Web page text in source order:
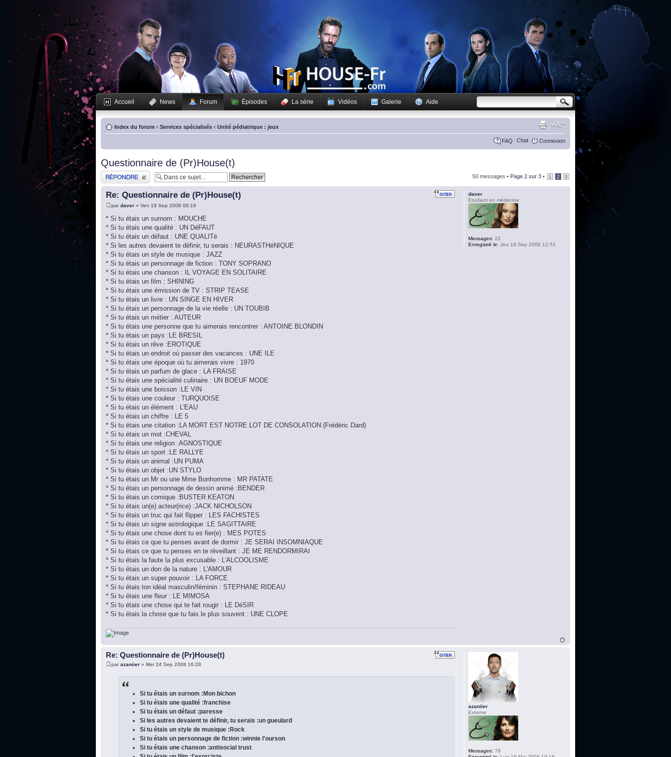
Accueil News Forum Épisodes La série Vidéos Galerie Aide
Index du forum ‹ Services spécialisés ‹ Unité pédiatrique : jeux
FAQ Chat Connexion
Questionnaire de (Pr)House(t)
Publier une réponse 50 messages • Page 2 sur 3 • 1 2 3
Re: Questionnaire de (Pr)House(t)
pardaver » Ven 19 Sep 2008 00:16
* Si tu étais un surnom : MOUCHE
* Si tu étais une qualité : UN DéFAUT
* Si tu étais un défaut : UNE QUALITé
* Si les autres devaient te définir, tu serais : NEURASTHéNIQUE
* Si tu étais un style de musique : JAZZ
* Si tu étais un personnage de fiction : TONY SOPRANO
* Si tu étais une chanson : IL VOYAGE EN SOLITAIRE
* Si tu étais un film : SHINING
* Si tu étais une émission de TV : STRIP TEASE
* Si tu étais un livre : UN SINGE EN HIVER
* Si tu étais un personnage de la vie réelle : UN TOUBIB
* Si tu étais un métier : AUTEUR
* Si tu étais une personne que tu aimerais rencontrer : ANTOINE BLONDIN
* Si tu étais un pays :LE BRESIL
* Si tu étais un rêve :EROTIQUE
* Si tu étais un endroit où passer des vacances : UNE ILE
* Si tu étais une époque où tu aimerais vivre : 1970
* Si tu étais un parfum de glace : LA FRAISE
* Si tu étais une spécialité culinaire : UN BOEUF MODE
* Si tu étais une boisson :LE VIN
* Si tu étais une couleur : TURQUOISE
* Si tu étais un élément : L'EAU
* Si tu étais un chiffre : LE 5
* Si tu étais une citation :LA MORT EST NOTRE LOT DE CONSOLATION (Frédéric Dard)
* Si tu étais un mot :CHEVAL
* Si tu étais une religion :AGNOSTIQUE
* Si tu étais un sport :LE RALLYE
* Si tu étais un animal :UN PUMA
* Si tu étais un objet :UN STYLO
* Si tu étais un Mr ou une Mme Bonhomme : MR PATATE
* Si tu étais un personnage de dessin animé :BENDER
* Si tu étais un comique :BUSTER KEATON
* Si tu étais un(e) acteur(rice) :JACK NICHOLSON
* Si tu étais un truc qui fait flipper : LES FACHISTES
* Si tu étais un signe astrologique :LE SAGITTAIRE
* Si tu étais une chose dont tu es fier(e) : MES POTES
* Si tu étais ce que tu penses avant de dormir : JE SERAI INSOMNIAQUE
* Si tu étais ce que tu penses en te réveillant : JE ME RENDORMIRAI
* Si tu étais la faute la plus excusable : L'ALCOOLISME
* Si tu étais un don de la nature : L'AMOUR
* Si tu étais un super pouvoir : LA FORCE
* Si tu étais ton idéal masculin/féminin : STEPHANE RIDEAU
* Si tu étais une fleur : LE MIMOSA
* Si tu étais une chose qui te fait rougir : LE DéSIR
* Si tu étais la chose que tu fais le plus souvent : UNE CLOPE
daver
Etudiant en médecine
Messages: 22
Enregistré le: Jeu 18 Sep 2008 12:51
Re: Questionnaire de (Pr)House(t)
parazaniier » Mer 24 Sep 2008 16:28
Si tu étais un surnom :Mon bichon
Si tu étais une qualité :franchise
Si tu étais un défaut :paresse
Si les autres devaient te définir, tu serais :un gueulard
Si tu étais un style de musique :Rock
Si tu étais un personnage de fiction :winnie l'ourson
Si tu étais une chanson :antisocial trust
azaniier
Externe
Messages: 78